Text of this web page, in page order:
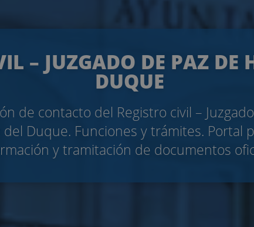
– JUZGADO DE PAZ DE
DUQUE
de contacto del Registro civil –
del Duque. Funciones y trámites. Portal
y tramitación de documentos